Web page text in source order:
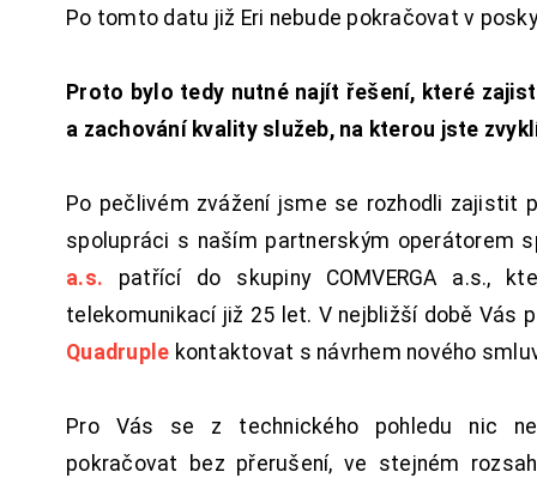
Po tomto datu již Eri nebude pokračovat v
Proto bylo tedy nutné najít řešení, které
a zachování kvality služeb, na kterou jste
Po pečlivém zvážení jsme se rozhodli zajistit
spolupráci s naším partnerským operátorem
a.s. patřící do skupiny COMVERGA a.s.,
telekomunikací již 25 let. V nejbližší době Vás
Quadruple kontaktovat s návrhem nového
Pro Vás se z technického pohledu nic
pokračovat bez přerušení, ve stejném